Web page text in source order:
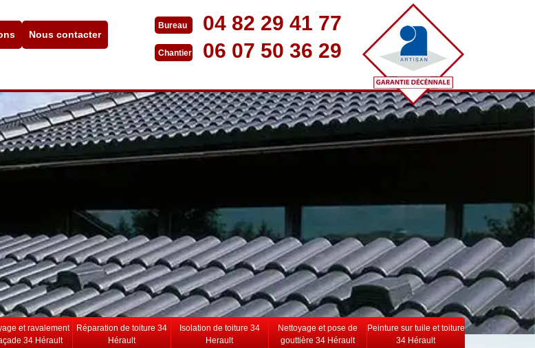
Nous contacter
Bureau 04 82 29 41 77
Chantier 06 07 50 36 29
et ravalement
34 Hérault
Réparation de toiture 34
Hérault
Isolation de toiture 34
Herault
Nettoyage et pose de
gouttière 34 Hérault
Peinture sur tuile et toiture
34 Hérault